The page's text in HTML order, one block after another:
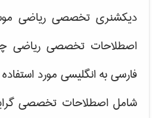
دیکشنری تخصصی ریاضی
اصطلاحات تخصصی ریاضی
فارسی به انگلیسی مورد
شامل اصطلاحات تخصصی